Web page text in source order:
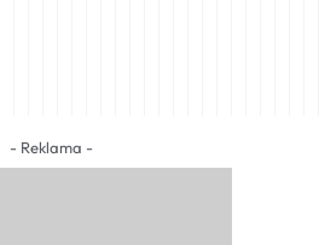
- Reklama -